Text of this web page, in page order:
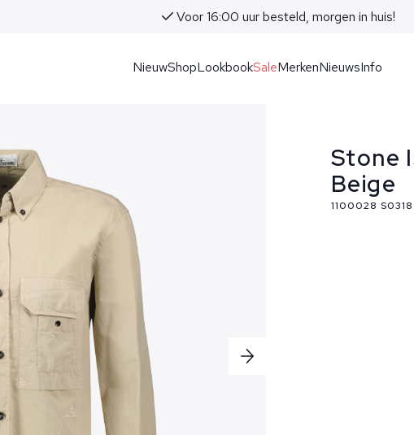
Voor 16:00 uur besteld, morgen in huis!
NieuwShopLookbookSaleMerkenNieuwsInfo
Stone
Beige
1100028 S0318